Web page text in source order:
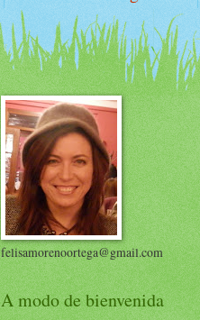
felisamorenoortega@gmail.com
A modo de bienvenida